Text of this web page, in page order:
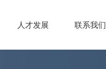
人才发展 联系我们